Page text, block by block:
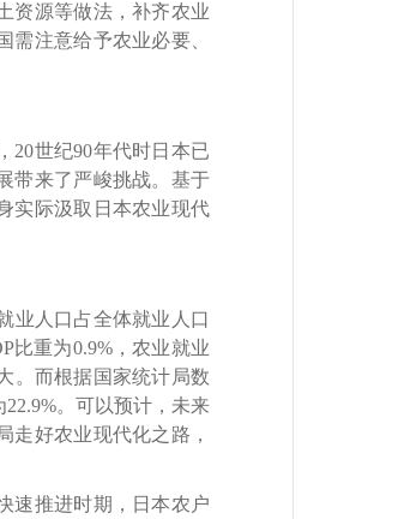
资源等做法，补齐农业
注意给予农业必要、
世纪90年代时日本已
带来了严峻挑战。基于
实际汲取日本农业现代
人口占全体就业人口
比重为0.9%，农业就业
。而根据国家统计局数
。可以预计，未来
走好农业现代化之路，
推进时期，日本农户